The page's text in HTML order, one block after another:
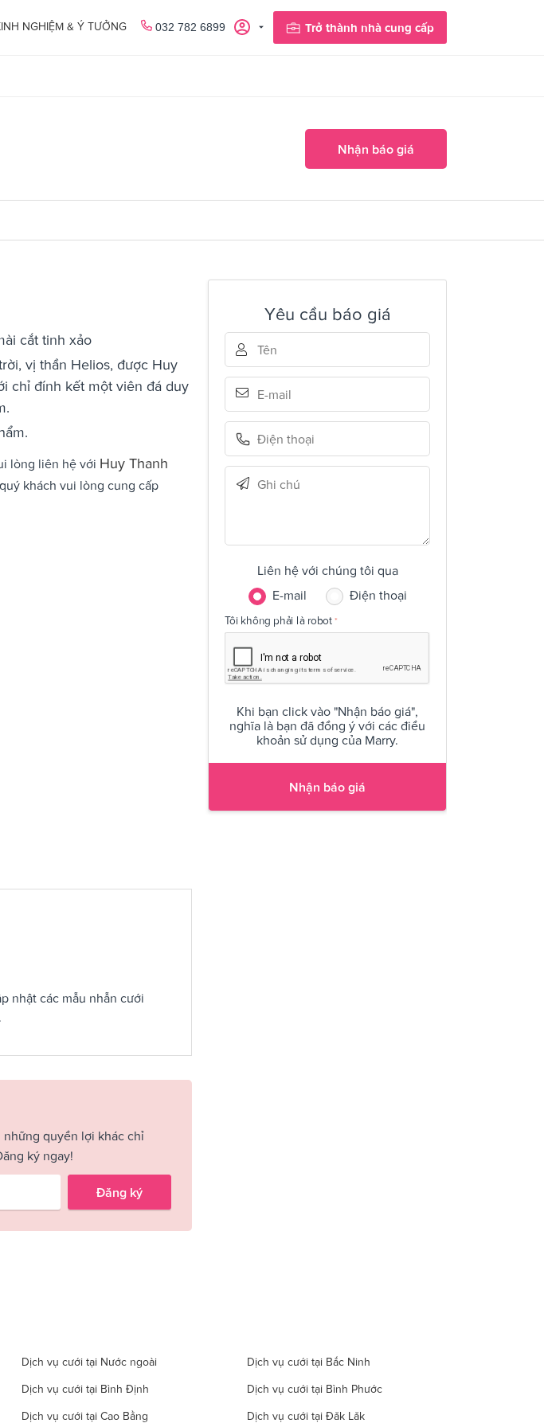
Trở thành nhà cung cấp
032 782 6899
NGHIỆM & Ý TƯỞNG
Nhận báo giá
cắt tinh xảo
vị thần Helios, được Huy
chỉ đính kết một viên đá duy
lòng liên hệ với Huy Thanh
khách vui lòng cung cấp
nhật các mẫu nhẫn cưới
những quyền lợi khác chỉ
ký ngay!
Đăng ký
Yêu cầu báo giá
Liên hệ với chúng tôi qua
E-mail
Điện thoại
Tôi không phải là robot
Khi bạn click vào "Nhận báo giá",
nghĩa là bạn đã đồng ý với các điều
khoản sử dụng của Marry.
Nhận báo giá
Dịch vụ cưới tại Nước ngoài Dịch vụ cưới tại Bắc Ninh
Dịch vụ cưới tại Bình Định Dịch vụ cưới tại Bình Phước
Dịch vụ cưới tại Cao Bằng Dịch vụ cưới tại Đăk Lăk